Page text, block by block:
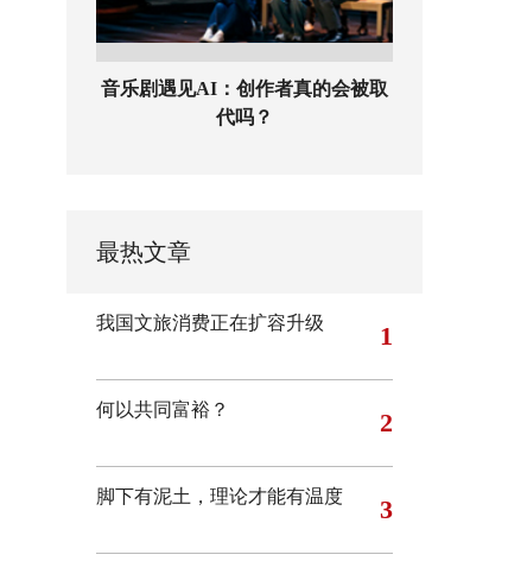
音乐剧遇见AI：创作者真的会被取
代吗？
最热文章
我国文旅消费正在扩容升级 1
何以共同富裕？ 2
脚下有泥土，理论才能有温度 3